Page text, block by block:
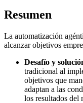
Resumen
La automatización
alcanzar objetivos
Desafío y
tradicional al
objetivos que
adaptan a las
los resultados del